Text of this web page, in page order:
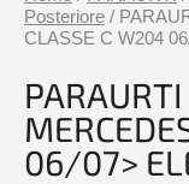
Posteriore /
CLASSE C W204
06/07>